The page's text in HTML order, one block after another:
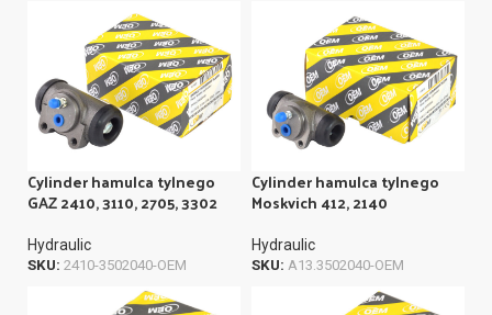
Cylinder hamulca tylnego
GAZ 2410, 3110, 2705, 3302
Hydraulic
SKU: 2410-3502040-OEM
Cylinder hamulca tylnego
Moskvich 412, 2140
Hydraulic
SKU: А13.3502040-OEM